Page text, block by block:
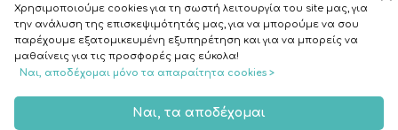
Copyright © 2026 HomePharmacy.gr
Χρησιμοποιούμε cookies για τη σωστή λειτουργία του site μας, για
την ανάλυση της επισκεψιμότητάς μας, για να μπορούμε να σου
παρέχουμε εξατομικευμένη εξυπηρέτηση και για να μπορείς να
μαθαίνεις για τις προσφορές μας εύκολα!
Ναι, αποδέχομαι μόνο τα απαραίτητα cookies >
Ναι, τα αποδέχομαι